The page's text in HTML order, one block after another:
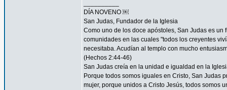
DÍA NOVENO ￼
San Judas, Fundador de la Iglesia
Como uno de los doce apóstoles, San Judas es
comunidades en las cuales "todos los creyentes
necesitaba. Acudían al templo con mucho
(Hechos 2:44-46)
San Judas creía en la unidad e igualdad en la
Porque todos somos iguales en Cristo, San Judas
mujer, porque unidos a Cristo Jesús, todos somos